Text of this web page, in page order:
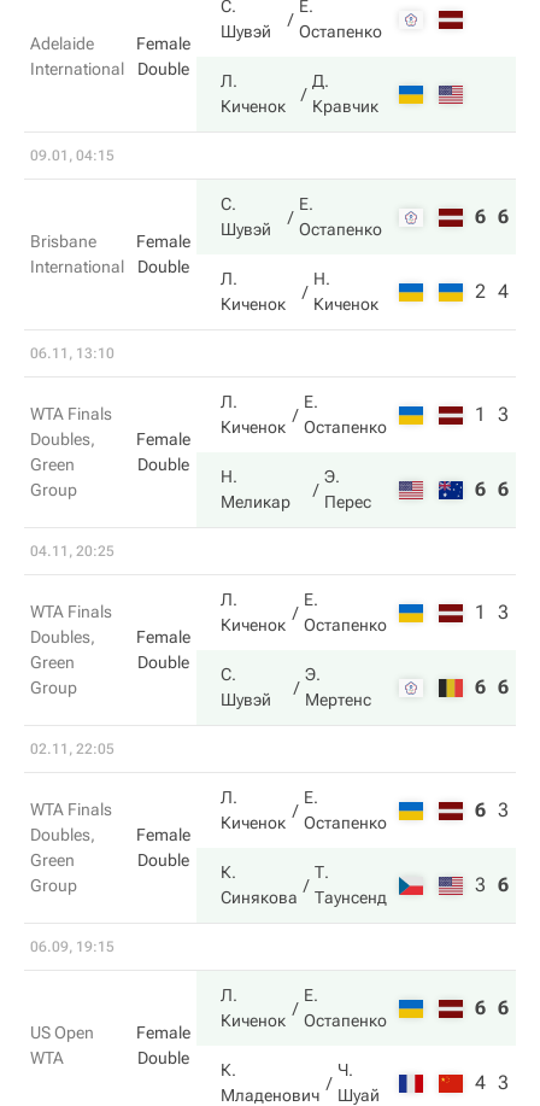
Adelaide
International
Female
Double
С.
Шувэй
Е.
Остапенко
Л.
Киченок
Д.
Кравчик
09.01, 04:15
Brisbane
International
Female
Double
С.
Шувэй
Е.
Остапенко
6 6
Л.
Киченок
Н.
Киченок
2 4
06.11, 13:10
WTA Finals
Doubles,
Green
Group
Female
Double
Л.
Киченок
Е.
Остапенко
1 3
Н.
Меликар
Э.
Перес
6 6
04.11, 20:25
WTA Finals
Doubles,
Green
Group
Female
Double
Л.
Киченок
Е.
Остапенко
1 3
С.
Шувэй
Э.
Мертенс
6 6
02.11, 22:05
WTA Finals
Doubles,
Green
Group
Female
Double
Л.
Киченок
Е.
Остапенко
6 3
К.
Синякова
Т.
Таунсенд
3 6
06.09, 19:15
US Open
WTA
Female
Double
Л.
Киченок
Е.
Остапенко
6 6
К.
Младенович
Ч.
Шуай
4 3